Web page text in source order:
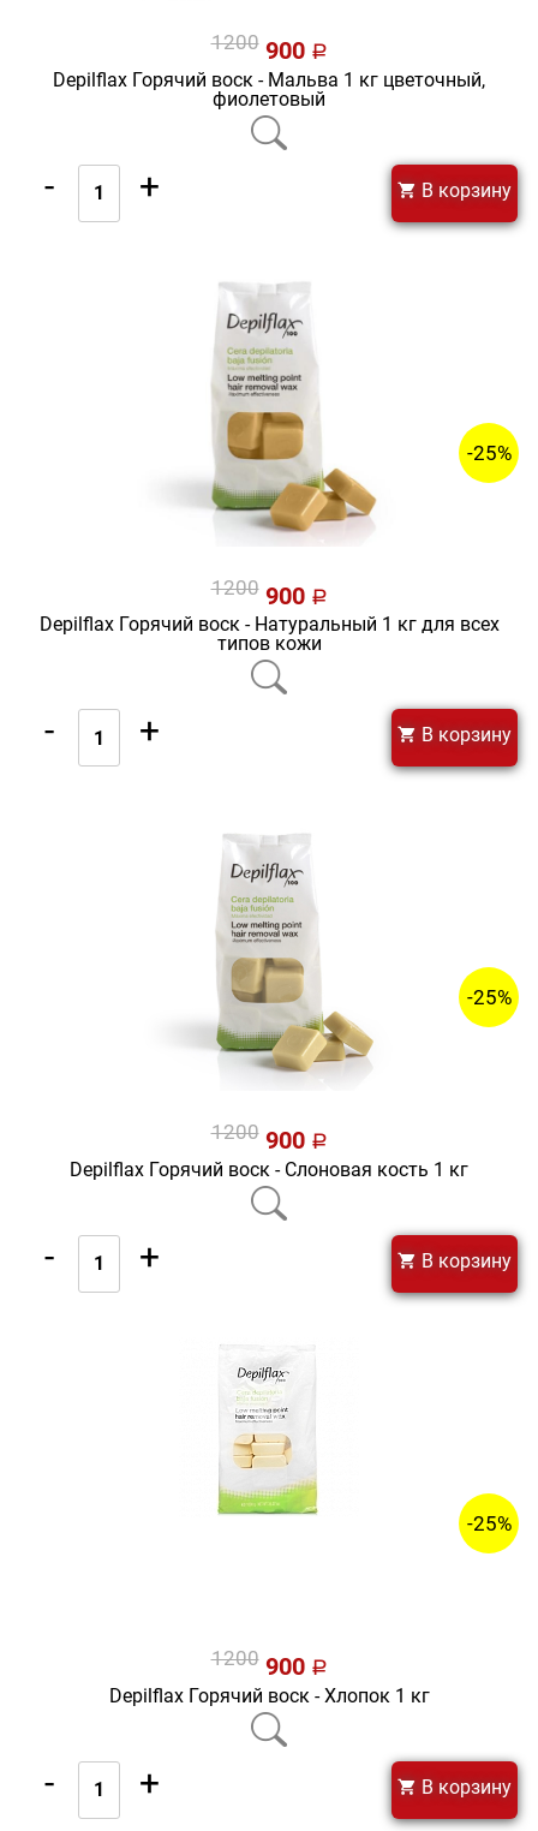
1200900 a
Depilflax Горячий воск - Мальва 1 кг цветочный,
фиолетовый
- + В корзину
-25%
1200900 a
Depilflax Горячий воск - Натуральный 1 кг для всех
типов кожи
- + В корзину
-25%
1200900 a
Depilflax Горячий воск - Слоновая кость 1 кг
- + В корзину
-25%
1200900 a
Depilflax Горячий воск - Хлопок 1 кг
- + В корзину